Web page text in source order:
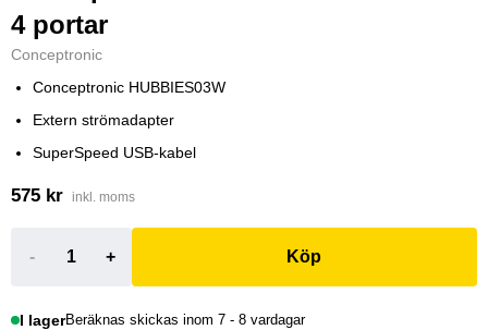
4 portar
Conceptronic
Conceptronic HUBBIES03W
Extern strömadapter
SuperSpeed USB-kabel
575 kr inkl. moms
- + Köp
I lagerBeräknas skickas inom 7 - 8 vardagar